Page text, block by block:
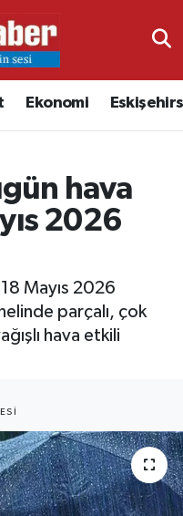
Ekonomi
hava
2026
Mayıs 2026
parçalı, çok
hava etkili
Fikstür